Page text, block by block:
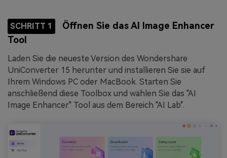
SCHRITT 1
Öffnen Sie das AI Image Enhancer
Tool
Laden Sie die neueste Version des Wondershare
UniConverter 15 herunter und installieren Sie sie auf
Ihrem Windows PC oder MacBook. Starten Sie
anschließend diese Toolbox und wählen Sie das "AI
Image Enhancer" Tool aus dem Bereich "AI Lab".